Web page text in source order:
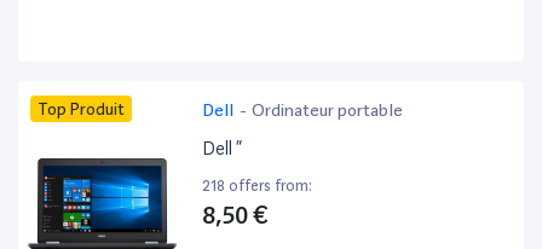
Top Produit Dell - Ordinateur portable
Dell ”
218 offers from:
8,50 €